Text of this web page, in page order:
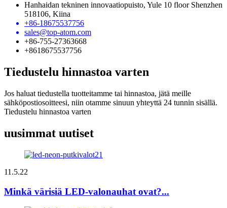
Hanhaidan tekninen innovaatiopuisto, Yule 10 floor Shenzhen
518106, Kiina
+86-18675537756
sales@top-atom.com
+86-755-27363668
+8618675537756
Tiedustelu hinnastoa varten
Jos haluat tiedustella tuotteitamme tai hinnastoa, jätä meille
sähköpostiosoitteesi, niin otamme sinuun yhteyttä 24 tunnin sisällä.
Tiedustelu hinnastoa varten
uusimmat uutiset
11.5.22
Minkä värisiä LED-valonauhat ovat?...